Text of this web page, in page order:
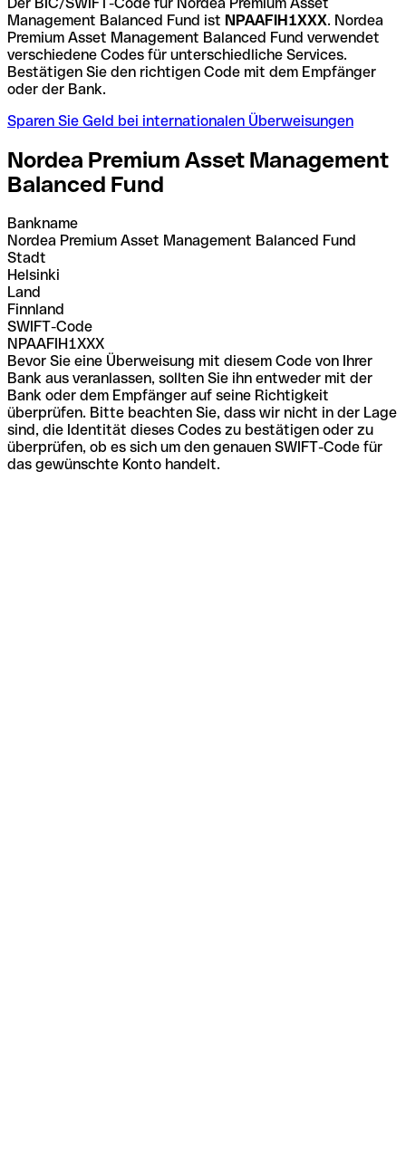
Management Balanced Fund ist NPAAFIH1XXX. Nordea
Premium Asset Management Balanced Fund verwendet
verschiedene Codes für unterschiedliche Services.
Bestätigen Sie den richtigen Code mit dem Empfänger
oder der Bank.
Sparen Sie Geld bei internationalen Überweisungen
Nordea Premium Asset Management
Balanced Fund
Bankname
Nordea Premium Asset Management Balanced Fund
Stadt
Helsinki
Land
Finnland
SWIFT-Code
NPAAFIH1XXX
Bevor Sie eine Überweisung mit diesem Code von Ihrer
Bank aus veranlassen, sollten Sie ihn entweder mit der
Bank oder dem Empfänger auf seine Richtigkeit
überprüfen. Bitte beachten Sie, dass wir nicht in der Lage
sind, die Identität dieses Codes zu bestätigen oder zu
überprüfen, ob es sich um den genauen SWIFT-Code für
das gewünschte Konto handelt.